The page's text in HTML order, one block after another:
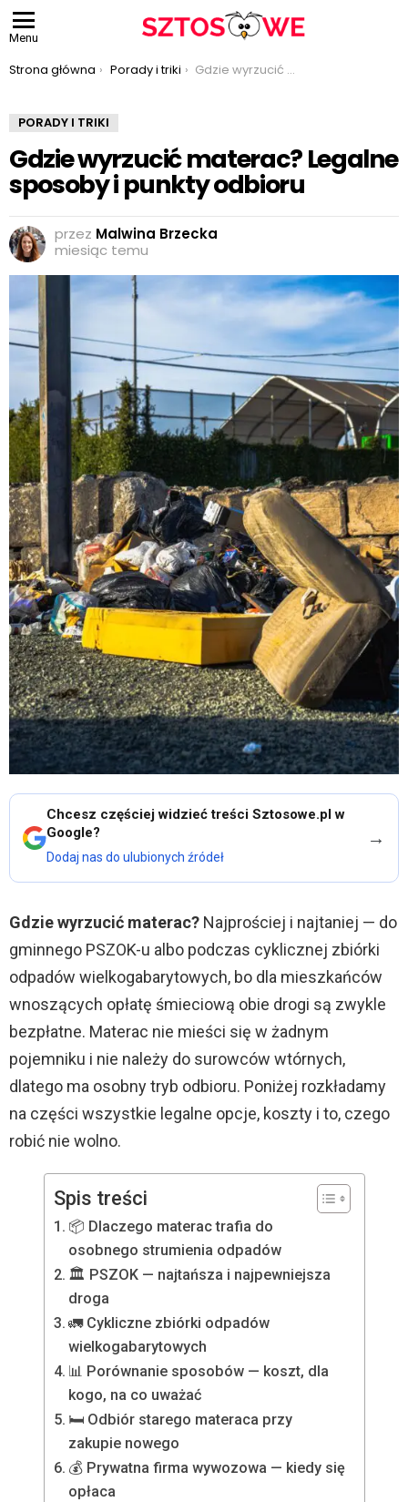
Menu
Jesteś tutaj:
Strona główna Porady i triki Gdzie wyrzucić materac? Legalne sposoby i punkty odbioru
PORADY I TRIKI
Gdzie wyrzucić materac? Legalne
sposoby i punkty odbioru
przez Malwina Brzecka
miesiąc temu
Chcesz częściej widzieć treści Sztosowe.pl w
Google?
Dodaj nas do ulubionych źródeł
→
Gdzie wyrzucić materac? Najprościej i najtaniej — do
gminnego PSZOK-u albo podczas cyklicznej zbiórki
odpadów wielkogabarytowych, bo dla mieszkańców
wnoszących opłatę śmieciową obie drogi są zwykle
bezpłatne. Materac nie mieści się w żadnym
pojemniku i nie należy do surowców wtórnych,
dlatego ma osobny tryb odbioru. Poniżej rozkładamy
na części wszystkie legalne opcje, koszty i to, czego
robić nie wolno.
Spis treści
📦 Dlaczego materac trafia do
osobnego strumienia odpadów
🏛️ PSZOK — najtańsza i najpewniejsza
droga
🚛 Cykliczne zbiórki odpadów
wielkogabarytowych
📊 Porównanie sposobów — koszt, dla
kogo, na co uważać
🛏️ Odbiór starego materaca przy
zakupie nowego
💰 Prywatna firma wywozowa — kiedy się
opłaca